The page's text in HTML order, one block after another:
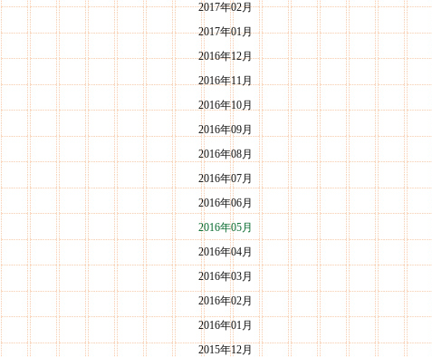
2017年02月
2017年01月
2016年12月
2016年11月
2016年10月
2016年09月
2016年08月
2016年07月
2016年06月
2016年05月
2016年04月
2016年03月
2016年02月
2016年01月
2015年12月